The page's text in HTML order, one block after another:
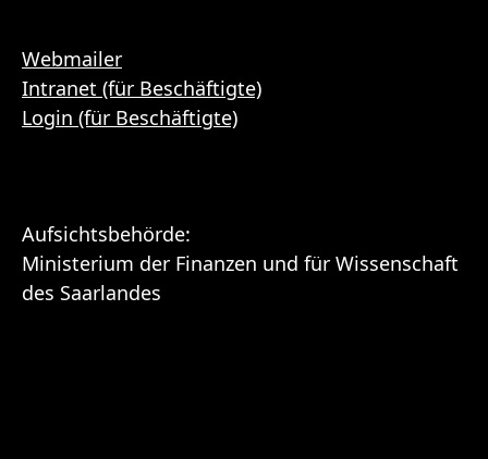
Webmailer
Intranet (für Beschäftigte)
Login (für Beschäftigte)
Aufsichtsbehörde:
Ministerium der Finanzen und für Wissenschaft
des Saarlandes